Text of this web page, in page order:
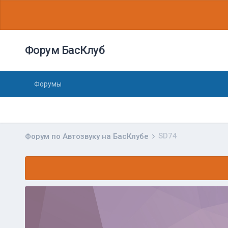
Форум БасКлуб
Форумы
Форум по Автозвуку на БасКлубе SD74